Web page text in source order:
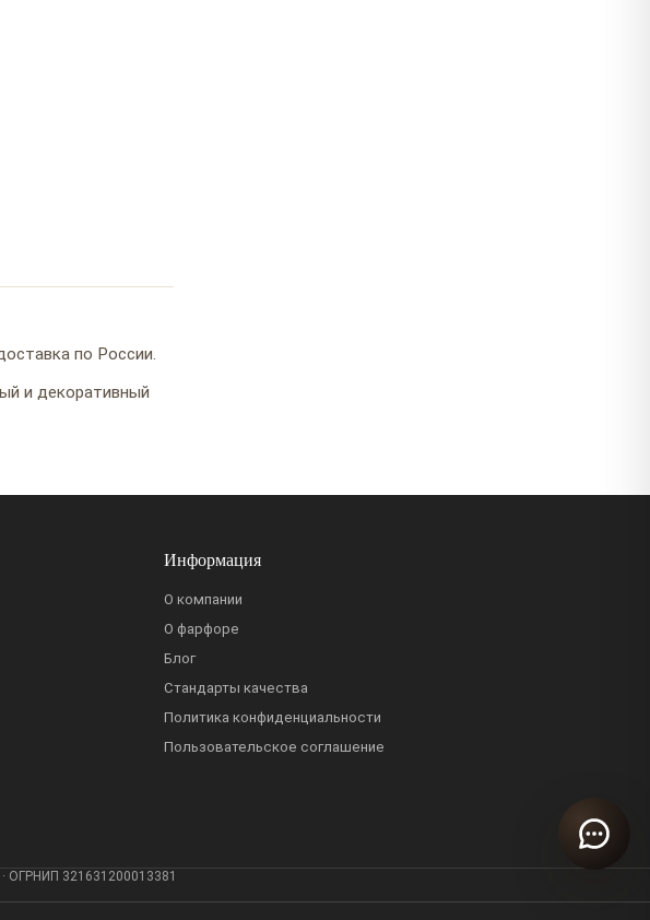
по России.
и декоративный
Информация
О компании
О фарфоре
Блог
Стандарты качества
Политика конфиденциальности
Пользовательское соглашение
ОГРНИП 321631200013381